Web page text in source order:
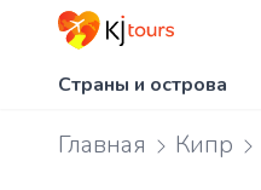
Страны и острова
Главная Кипр